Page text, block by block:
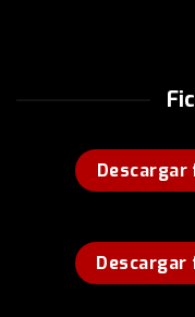
Descargar
Descargar